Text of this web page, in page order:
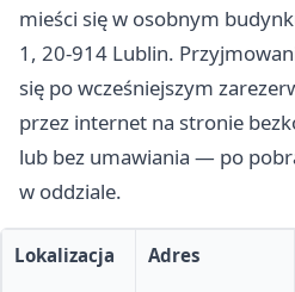
mieści się w osobnym
1, 20-914 Lublin.
się po wcześniejszym
przez internet na stronie
lub bez umawiania — po
w oddziale.
Lokalizacja Adres